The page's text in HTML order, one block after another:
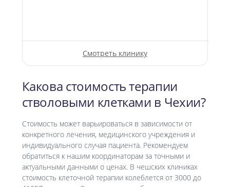
Смотреть клинику
Какова стоимость терапии
стволовыми клетками в Чехии?
Стоимость может варьироваться в зависимости от
конкретного лечения, медицинского учреждения и
индивидуального случая пациента. Рекомендуем
обратиться к нашим координаторам за точными и
актуальными данными о ценах. В чешских клиниках
стоимость клеточной терапии колеблется от 3000 до